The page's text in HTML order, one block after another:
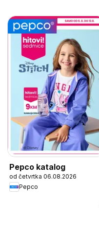
Pepco katalog
od četvrtka 06.08.2026
Pepco